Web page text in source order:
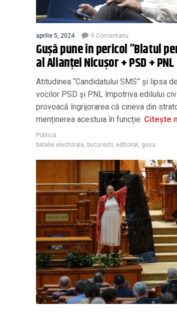
aprilie 5, 2024 0 Comentariu
Gușă pune în pericol ”Blatul
al Alianței Nicușor + PSD + PNL
Atitudinea “Candidatului SMS” și lipsa
vocilor PSD și PNL împotriva edilului
provoacă îngrijorarea că cineva din
menținerea acestuia în funcție. Citește
Politică
batalie electorala
bucuresti editorial gusa